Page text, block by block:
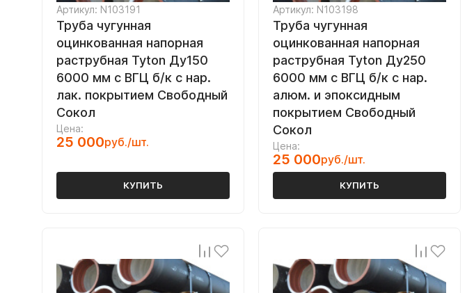
Артикул: N103191
Труба чугунная
оцинкованная напорная
раструбная Tyton Ду150
6000 мм с ВГЦ б/к с нар.
лак. покрытием Свободный
Сокол
Цена:
25 000руб./шт.
КУПИТЬ
Артикул: N103198
Труба чугунная
оцинкованная напорная
раструбная Tyton Ду250
6000 мм с ВГЦ б/к с нар.
алюм. и эпоксидным
покрытием Свободный
Сокол
Цена:
25 000руб./шт.
КУПИТЬ